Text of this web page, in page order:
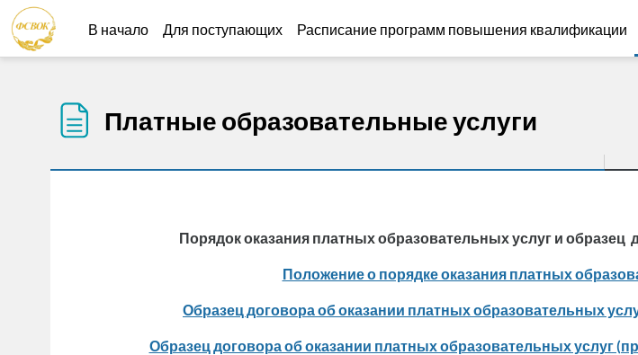
Перейти к основному содержанию
В начало Для поступающих Расписание программ повышения квалификации
Платные образовательные услуги
Порядок оказания платных образовательных услуг и
Положение о порядке оказания платных
Образец договора об оказании платных образовательных
Образец договора об оказании платных образовательных услуг